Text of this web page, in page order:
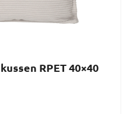
RPET 40×40